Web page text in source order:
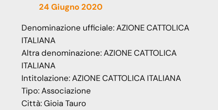
24 Giugno 2020
Denominazione ufficiale:AZIONE CATTOLICA
ITALIANA
Altra denominazione:AZIONE CATTOLICA
ITALIANA
Intitolazione:AZIONE CATTOLICA ITALIANA
Tipo:Associazione
Città:Gioia Tauro